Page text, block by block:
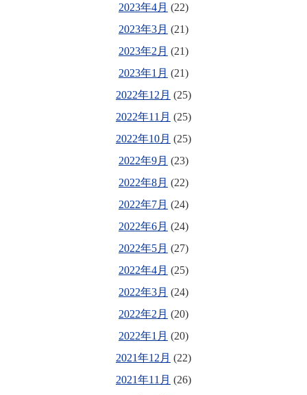
2023年4月 (22)
2023年3月 (21)
2023年2月 (21)
2023年1月 (21)
2022年12月 (25)
2022年11月 (25)
2022年10月 (25)
2022年9月 (23)
2022年8月 (22)
2022年7月 (24)
2022年6月 (24)
2022年5月 (27)
2022年4月 (25)
2022年3月 (24)
2022年2月 (20)
2022年1月 (20)
2021年12月 (22)
2021年11月 (26)